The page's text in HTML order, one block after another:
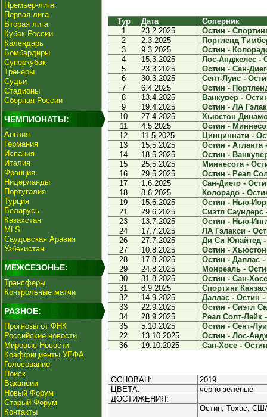
Премьер-лига
Первая лига
Вторая лига
Кубок России
Календарь
Бомбардиры
Суперкубок
Тренеры
Судьи
Стадионы
Сборная России
ЧЕМПИОНАТЫ:
Англия
Германия
Испания
Италия
Франция
Нидерланды
Португалия
Турция
Беларусь
Казахстан
MLS
Саудовская Аравия
Узбекистан
МЕЖСЕЗОНЬЕ:
Трансферы
Контрольные матчи
РАЗНОЕ:
Прогнозы от ФНК
Российские новости
Мировые Новости
Коэффициенты УЕФА
Голосование
Поиск
Вакансии
Новый Форум
Старый Форум
Контакты
Тур Дата
Соперник
1
23.2.2025
Остин -
2
2.3.2025
Портленд
3
9.3.2025
Остин -
4
15.3.2025
Лос-Анджелес -
5
23.3.2025
Остин - Сан-
6
30.3.2025
Сент-Луис -
7
6.4.2025
Остин -
8
13.4.2025
Ванкувер -
9
19.4.2025
Остин - ЛА
10
27.4.2025
Хьюстон
11
4.5.2025
Остин -
12
11.5.2025
Цинциннати -
13
15.5.2025
Остин - Атланта
14
18.5.2025
Остин -
15
25.5.2025
Миннесота -
16
29.5.2025
Остин - Реал
17
1.6.2025
Сан-Диего -
18
8.6.2025
Колорадо -
19
15.6.2025
Остин - Нью-
21
29.6.2025
Сиэтл Саундерс
23
13.7.2025
Остин - Нью-
24
17.7.2025
ЛА Гэлакси -
26
27.7.2025
Ди Си Юнайтед -
27
10.8.2025
Остин -
28
17.8.2025
Остин - Даллас -
29
24.8.2025
Монреаль -
30
31.8.2025
Остин - Сан-
31
8.9.2025
Спортинг
32
14.9.2025
Даллас - Остин -
33
22.9.2025
Остин - Сиэтл
34
28.9.2025
Реал Солт-Лейк
35
5.10.2025
Остин - Сент-
22
13.10.2025
Остин - Лос-
36
19.10.2025 Сан-Хосе -
ОСНОВАН:
2019
ЦВЕТА:
чёрно-зелёные
ДОСТИЖЕНИЯ:
Остин, Техас,